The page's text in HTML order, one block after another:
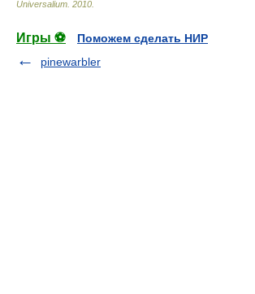
Universalium 2010
Игры ⚽
Поможем сделать НИР
pinewarbler